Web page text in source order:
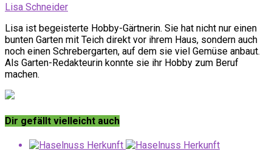
Lisa Schneider
Lisa ist begeisterte Hobby-Gärtnerin. Sie hat nicht nur einen
bunten Garten mit Teich direkt vor ihrem Haus, sondern auch
noch einen Schrebergarten, auf dem sie viel Gemüse anbaut.
Als Garten-Redakteurin konnte sie ihr Hobby zum Beruf
machen.
Dir gefällt vielleicht auch